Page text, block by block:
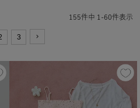
155件中 1 -60件表示
3